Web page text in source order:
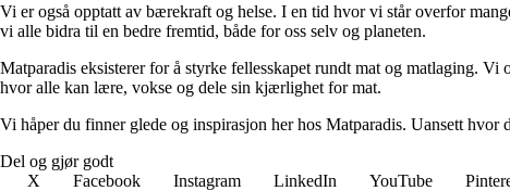
Vi er også opptatt av bærekraft og helse. I en tid hvor vi står overfor
vi alle bidra til en bedre fremtid, både for oss selv og planeten.
Matparadis eksisterer for å styrke fellesskapet rundt mat og matlaging.
hvor alle kan lære, vokse og dele sin kjærlighet for mat.
Vi håper du finner glede og inspirasjon her hos Matparadis. Uansett
Del og gjør godt
X
Facebook Instagram LinkedIn YouTube